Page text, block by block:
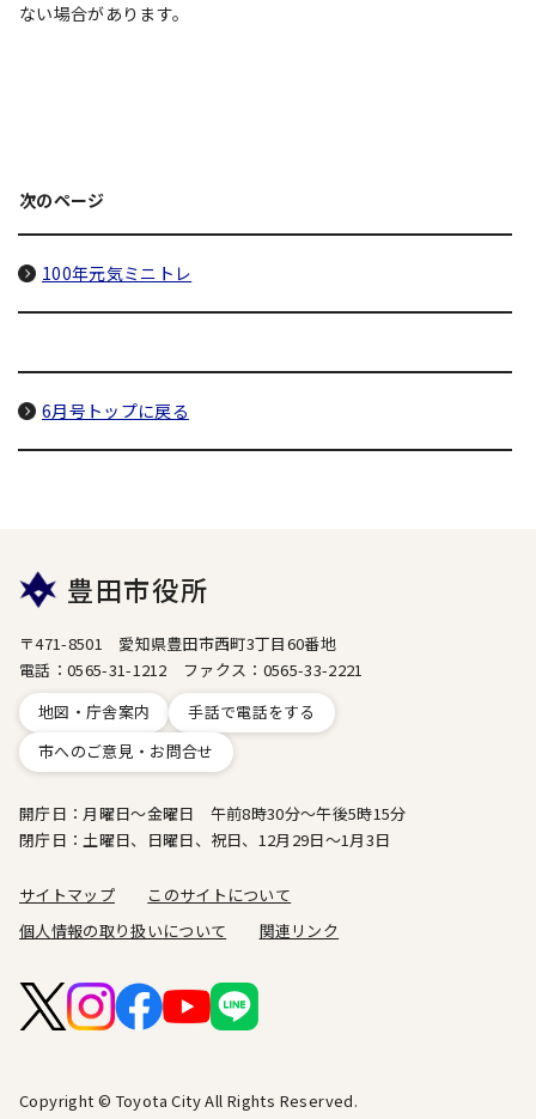
ない場合があります。
次のページ
100年元気ミニトレ
6月号トップに戻る
豊田市役所
〒471-8501 愛知県豊田市西町3丁目60番地
電話：0565-31-1212 ファクス：0565-33-2221
地図・庁舎案内
手話で電話をする
市へのご意見・お問合せ
開庁日：月曜日～金曜日 午前8時30分～午後5時15分
閉庁日：土曜日、日曜日、祝日、12月29日～1月3日
サイトマップ
このサイトについて
個人情報の取り扱いについて
関連リンク
Copyright © Toyota City All Rights Reserved.